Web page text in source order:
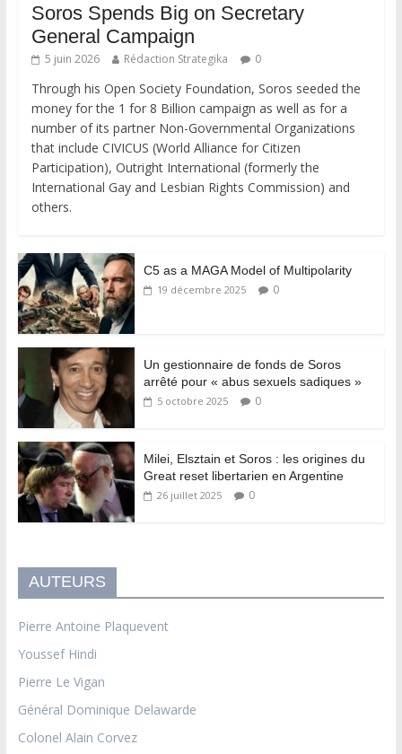
Soros Spends Big on Secretary
General Campaign
5 juin 2026 Rédaction Strategika 0
Through his Open Society Foundation, Soros seeded the
money for the 1 for 8 Billion campaign as well as for a
number of its partner Non-Governmental Organizations
that include CIVICUS (World Alliance for Citizen
Participation), Outright International (formerly the
International Gay and Lesbian Rights Commission) and
others.
C5 as a MAGA Model of Multipolarity
19 décembre 2025 0
Un gestionnaire de fonds de Soros
arrêté pour « abus sexuels sadiques »
5 octobre 2025 0
Milei, Elsztain et Soros : les origines du
Great reset libertarien en Argentine
26 juillet 2025 0
AUTEURS
Pierre Antoine Plaquevent
Youssef Hindi
Pierre Le Vigan
Général Dominique Delawarde
Colonel Alain Corvez